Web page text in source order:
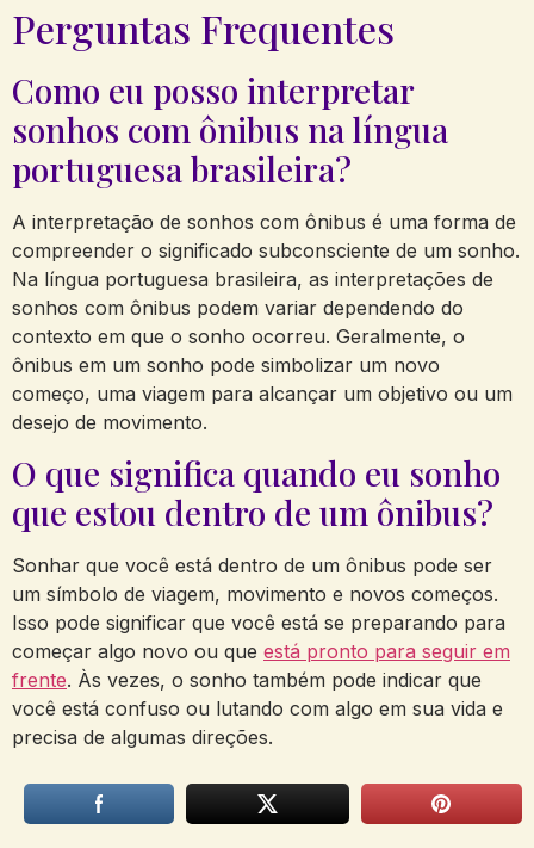
Perguntas Frequentes
Como eu posso interpretar
sonhos com ônibus na língua
portuguesa brasileira?
A interpretação de sonhos com ônibus é uma forma de
compreender o significado subconsciente de um sonho.
Na língua portuguesa brasileira, as interpretações de
sonhos com ônibus podem variar dependendo do
contexto em que o sonho ocorreu. Geralmente, o
ônibus em um sonho pode simbolizar um novo
começo, uma viagem para alcançar um objetivo ou um
desejo de movimento.
O que significa quando eu sonho
que estou dentro de um ônibus?
Sonhar que você está dentro de um ônibus pode ser
um símbolo de viagem, movimento e novos começos.
Isso pode significar que você está se preparando para
começar algo novo ou que está pronto para seguir em
frente. Às vezes, o sonho também pode indicar que
você está confuso ou lutando com algo em sua vida e
precisa de algumas direções.